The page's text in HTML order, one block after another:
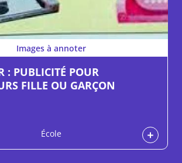
Images à annoter
: PUBLICITÉ POUR
FILLE OU GARÇON
École